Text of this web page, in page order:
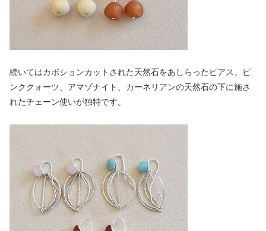
続いてはカボションカットされた天然石をあしらったピアス。ピ
ンククォーツ、アマゾナイト、カーネリアンの天然石の下に施さ
れたチェーン使いが独特です。